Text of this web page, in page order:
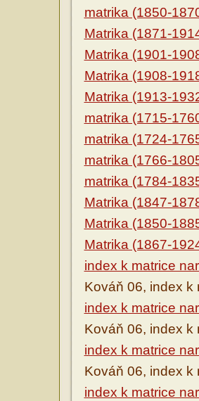
matrika (1850-
Matrika (1871-
Matrika (1901-
Matrika (1908-
Matrika (1913-
matrika (1715-
matrika (1724-
matrika (1766-
matrika (1784-
Matrika (1847-
Matrika (1850-
Matrika (1867-
index k matrice
Kováň 06, index k
index k matrice
Kováň 06, index k
index k matrice
Kováň 06, index k
index k matrice